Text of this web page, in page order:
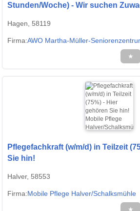
Stunden/Woche) - Wir suchen
Hagen, 58119
Firma:AWO Martha-Müller-
★
Pflegefachkraft (w/m/d) in Teilzeit
Sie hin!
Halver, 58553
Firma:Mobile Pflege Halver/Schalksmühle
★